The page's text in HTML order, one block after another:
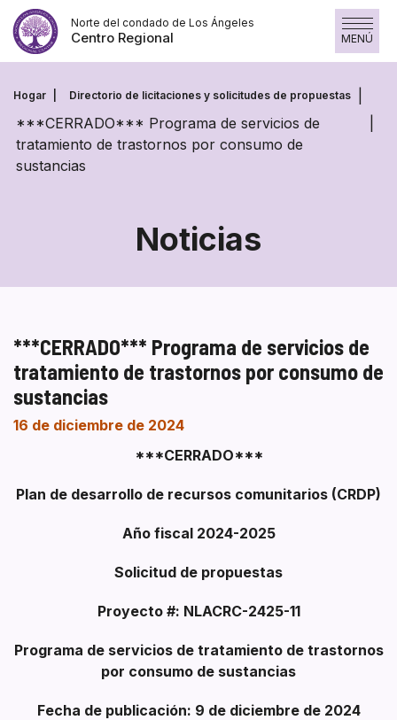
Saltar
contenido
Norte del condado de Los Ángeles
Centro Regional MENÚ
Hogar Directorio de licitaciones y solicitudes de propuestas
***CERRADO*** Programa de servicios de
tratamiento de trastornos por consumo de
sustancias
Noticias
***CERRADO*** Programa de servicios de
tratamiento de trastornos por consumo de
sustancias
16 de diciembre de 2024
***CERRADO***
Plan de desarrollo de recursos comunitarios (CRDP)
Año fiscal 2024-2025
Solicitud de propuestas
Proyecto #: NLACRC-2425-11
Programa de servicios de tratamiento de trastornos
por consumo de sustancias
Fecha de publicación: 9 de diciembre de 2024